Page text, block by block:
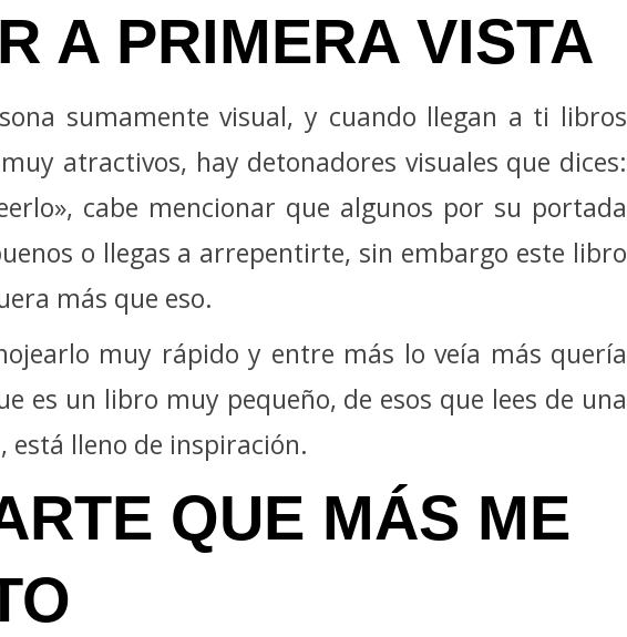
A PRIMERA VISTA
sumamente visual, y cuando llegan a ti libros
atractivos, hay detonadores visuales que dices:
cabe mencionar que algunos por su portada
o llegas a arrepentirte, sin embargo este libro
más que eso.
muy rápido y entre más lo veía más quería
es un libro muy pequeño, de esos que lees de una
está lleno de inspiración.
QUE MÁS ME